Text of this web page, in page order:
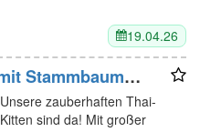
19.04.26
Stammbaum
Unsere zauberhaften Thai-
Kitten sind da! Mit großer